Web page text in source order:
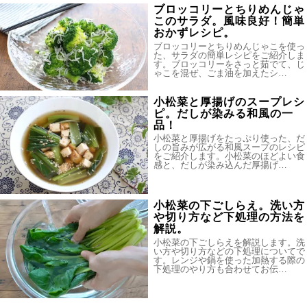
ブロッコリーとちりめんじゃ
このサラダ。風味良好！簡単
おかずレシピ。
ブロッコリーとちりめんじゃこを使っ
た、サラダの簡単レシピをご紹介しま
す。ブロッコリーをさっと茹でて、じ
ゃこを混ぜ、ごま油を加えたシ…
小松菜と厚揚げのスープレシ
ピ。だしが染みる和風の一
品！
小松菜と厚揚げをたっぷり使った、だ
しの旨みが広がる和風スープのレシピ
をご紹介します。小松菜のほどよい食
感と、だしが染み込んだ厚揚げ…
小松菜の下ごしらえ。洗い方
や切り方など下処理の方法を
解説。
小松菜の下ごしらえを解説します。洗
い方や切り方などの下処理についてで
す。レンジや鍋を使った加熱する際の
下処理のやり方も合わせてお伝…